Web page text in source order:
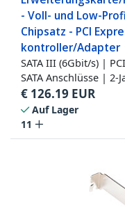
- Voll- und Low-
Chipsatz - PCI
kontroller/Adapter
SATA III (6Gbit/s) |
SATA Anschlüsse | 2-
€ 126.19 EUR
Auf Lager
11